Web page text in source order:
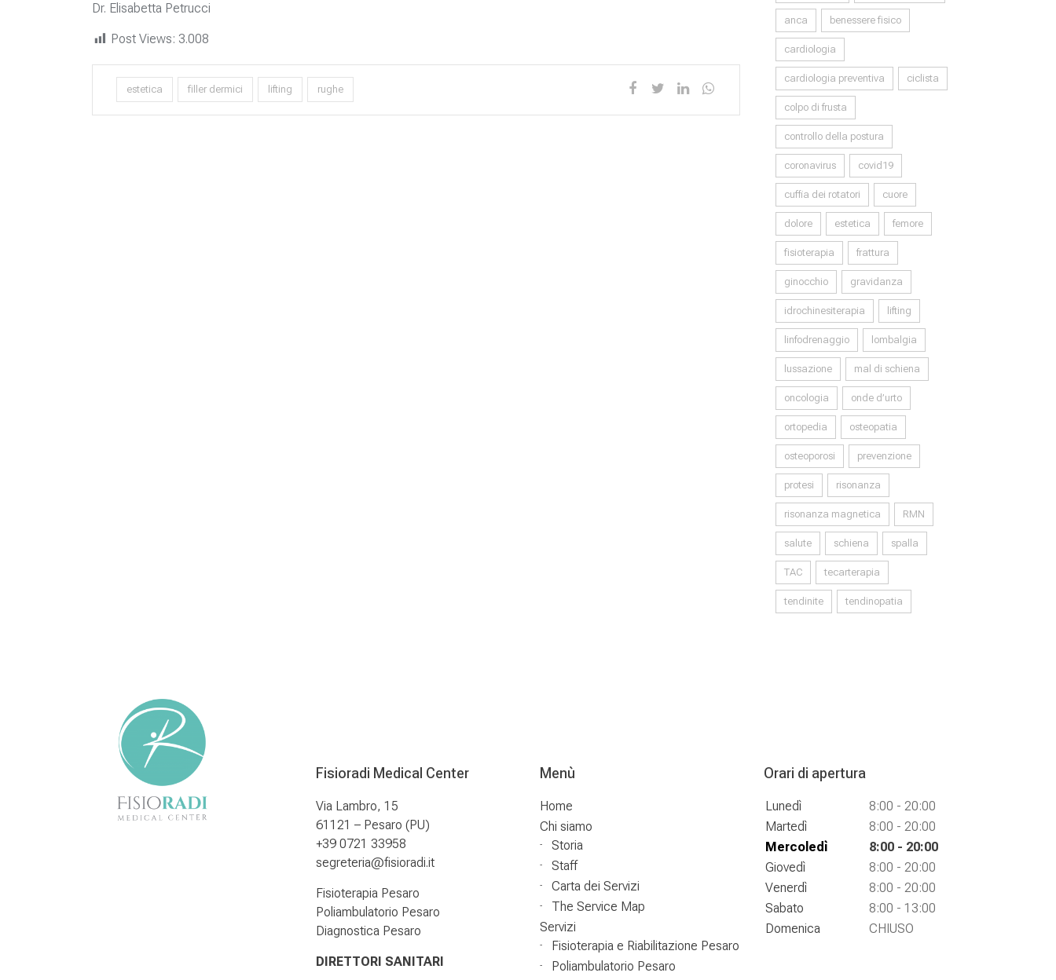
Dr. Elisabetta Petrucci
Post Views: 3.008
estetica filler dermici lifting rughe
anca benessere fisico
cardiologia
cardiologia preventiva ciclista
colpo di frusta
controllo della postura
coronavirus covid19
cuffia dei rotatori cuore
dolore estetica femore
fisioterapia frattura
ginocchio gravidanza
idrochinesiterapia lifting
linfodrenaggio lombalgia
lussazione mal di schiena
oncologia onde d’urto
ortopedia osteopatia
osteoporosi prevenzione
protesi risonanza
risonanza magnetica RMN
salute schiena spalla
TAC tecarterapia
tendinite tendinopatia
Fisioradi Medical Center
Via Lambro, 15
61121 – Pesaro (PU)
+39 0721 33958
segreteria@fisioradi.it
Fisioterapia Pesaro
Poliambulatorio Pesaro
Diagnostica Pesaro
DIRETTORI SANITARI
Menù
Home
Chi siamo
Storia
Staff
Carta dei Servizi
The Service Map
Servizi
Fisioterapia e Riabilitazione Pesaro
Poliambulatorio Pesaro
Orari di apertura
Lunedì
8:00 - 20:00
Martedì
8:00 - 20:00
Mercoledì
8:00 - 20:00
Giovedì
8:00 - 20:00
Venerdì
8:00 - 20:00
Sabato
8:00 - 13:00
Domenica
CHIUSO